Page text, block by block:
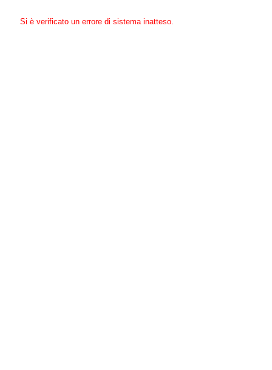
Si è verificato un errore di sistema inatteso.